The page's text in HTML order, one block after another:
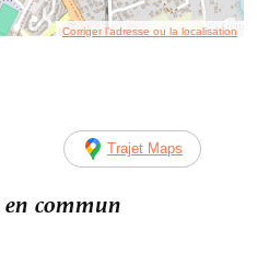
Corriger l’adresse ou la localisation
Trajet Maps
commun